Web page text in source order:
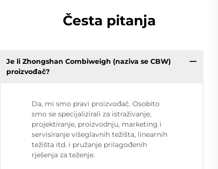
Česta pitanja
Je li Zhongshan Combiweigh (naziva se CBW)
proizvođač?
Da, mi smo pravi proizvođač. Osobito
smo se specijalizirali za istraživanje,
projektiranje, proizvodnju, marketing i
servisiranje višeglavnih težišta, linearnih
težišta itd. i pružanje prilagođenih
rješenja za teženje.